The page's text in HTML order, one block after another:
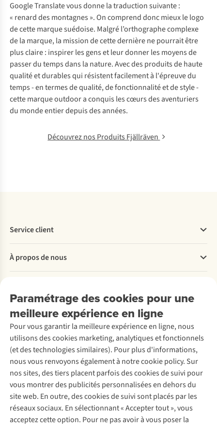
Google Translate vous donne la traduction suivante :
« renard des montagnes ». On comprend donc mieux le logo
de cette marque suédoise. Malgré l’orthographe complexe
de la marque, la mission de cette dernière ne pourrait être
plus claire : inspirer les gens et leur donner les moyens de
passer du temps dans la nature. Avec des produits de haute
qualité et durables qui résistent facilement à l'épreuve du
temps - en termes de qualité, de fonctionnalité et de style -
cette marque outdoor a conquis les cœurs des aventuriers
du monde entier depuis des années.
Découvrez nos Produits Fjällräven
Paramétrage des cookies pour une
meilleure expérience en ligne
Pour vous garantir la meilleure expérience en ligne, nous
utilisons des cookies marketing, analytiques et fonctionnels
(et des technologies similaires). Pour plus d'informations,
nous vous renvoyons également à notre cookie policy. Sur
nos sites, des tiers placent parfois des cookies de suivi pour
vous montrer des publicités personnalisées en dehors du
site web. En outre, des cookies de suivi sont placés par les
réseaux sociaux. En sélectionnant « Accepter tout », vous
acceptez cette option. Pour ne pas avoir à vous poser la
Service client
Commander
Payer
Retourner
Rétractation d'une commande
Entretien & réparations
Garantie
Contactez-nous
À propos de nous
Entreprise responsable
À propos d’Ayacucho
Nos magasins
À propos d’A.S.Adventure
Déclaration d'accessibilité
Location / Location sports d’hiver
Seconde-main
Entretien de ski
Service de lavage
Entretien de chaussures
Réparation de chaussures
Réparation de vêtements
Retouches
Pour les entreprises
Découvrez
A.S.Magazine
Explore Camp
Expertise & conseils
Abonnez-vous à la newsletter
Suivez-nous